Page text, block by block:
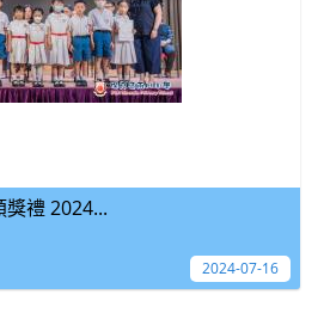
禮 2024...
2024-07-16